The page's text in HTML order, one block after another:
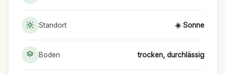
Standort ☀️ Sonne
Boden trocken, durchlässig